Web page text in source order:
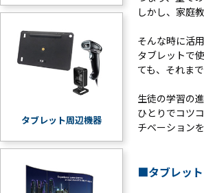
しかし、家庭
そんな時に活
タブレットで
ても、それま
生徒の学習の
ひとりでコツ
チベーション
■タブレッ
タブレット周辺機器